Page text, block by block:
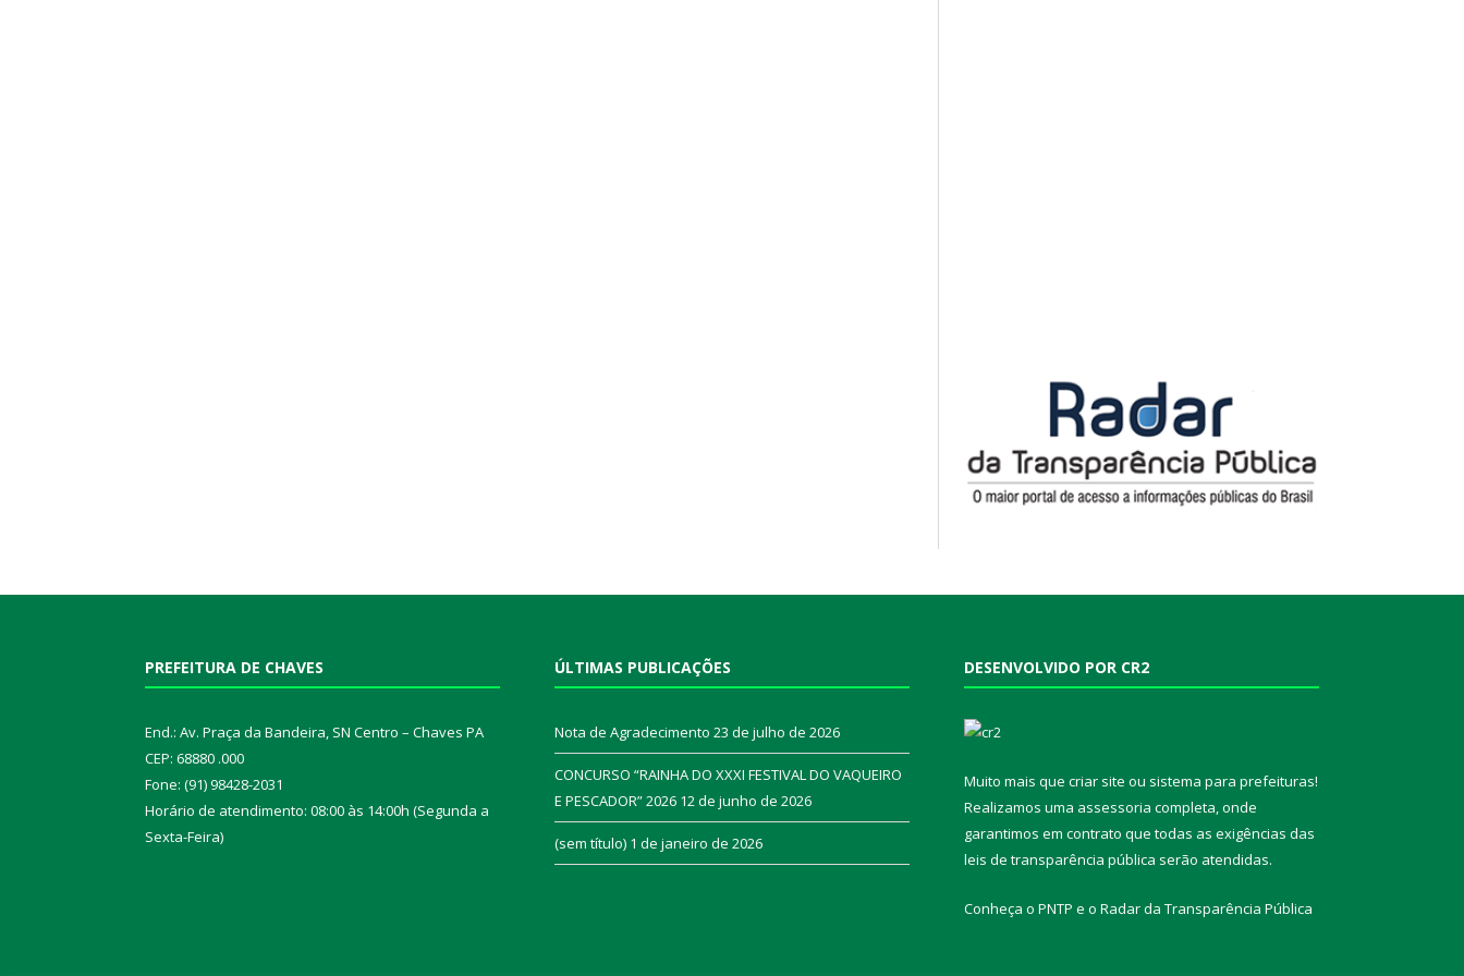
PREFEITURA DE CHAVES
End.: Av. Praça da Bandeira, SN Centro – Chaves PA
CEP: 68880 .000
Fone: (91) 98428-2031
Horário de atendimento: 08:00 às 14:00h (Segunda a
Sexta-Feira)
ÚLTIMAS PUBLICAÇÕES
Nota de Agradecimento 23 de julho de 2026
CONCURSO “RAINHA DO XXXI FESTIVAL DO VAQUEIRO
E PESCADOR” 2026 12 de junho de 2026
(sem título) 1 de janeiro de 2026
DESENVOLVIDO POR CR2
Muito mais que criar site ou sistema para prefeituras!
Realizamos uma assessoria completa, onde
garantimos em contrato que todas as exigências das
leis de transparência pública serão atendidas.
Conheça o PNTP e o Radar da Transparência Pública